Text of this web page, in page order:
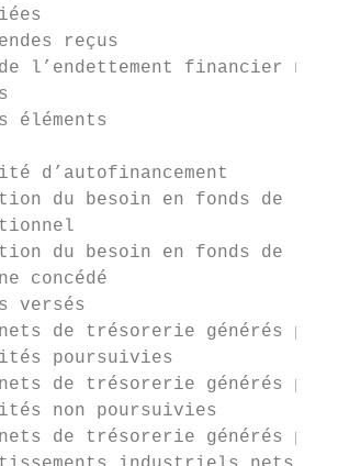
reçus
l’endettement financier
éléments
d’autofinancement
du besoin en fonds de
du besoin en fonds de
concédé
versés
de trésorerie générés par
poursuivies
de trésorerie générés par
non poursuivies
de trésorerie générés